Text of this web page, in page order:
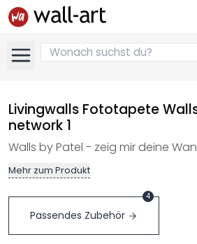
Livingwalls Fototapete
network 1
Walls by Patel - zeig mir deine
Mehr zum Produkt
Passendes Zubehör
4